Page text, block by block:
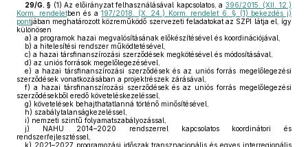
29/G. § (1) Az előirányzat felhasználásával kapcsolatos, a 396/2015. (XII. 12.)
Korm. rendeletben és a197/2018. (X. 24.) Korm. rendelet 6. § (1) bekezdés j)
pontjában meghatározott közreműködő szervezeti feladatokat az SZPI látja el, így
különösen
a) a programok hazai megvalósításának előkészítésével és koordinációjával,
b) a hitelesítési rendszer működtetésével,
c) a hazai társfinanszírozási szerződések megkötésével és módosításával,
d) az uniós források megelőlegezésével,
e) a hazai társfinanszírozási szerződések és az uniós forrás megelőlegezési
szerződések vonatkozásában a projektrészek zárásával,
f) a hazai társfinanszírozási szerződések és az uniós forrás megelőlegezési
szerződésekből eredő követeléskezeléssel,
g) követelések behajthatatlanná történő minősítésével,
h) szabálytalanságkezeléssel,
i) nemzeti szintű folyamatszabályozással,
j) NAHU 2014–2020 rendszerrel kapcsolatos koordinátori és
rendszerfejlesztéssel,
k) 2021–2027 programozási időszak transznacionális és egyes interregionális